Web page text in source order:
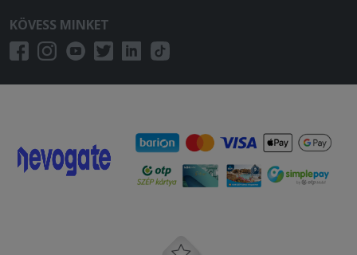
KÖVESS MINKET